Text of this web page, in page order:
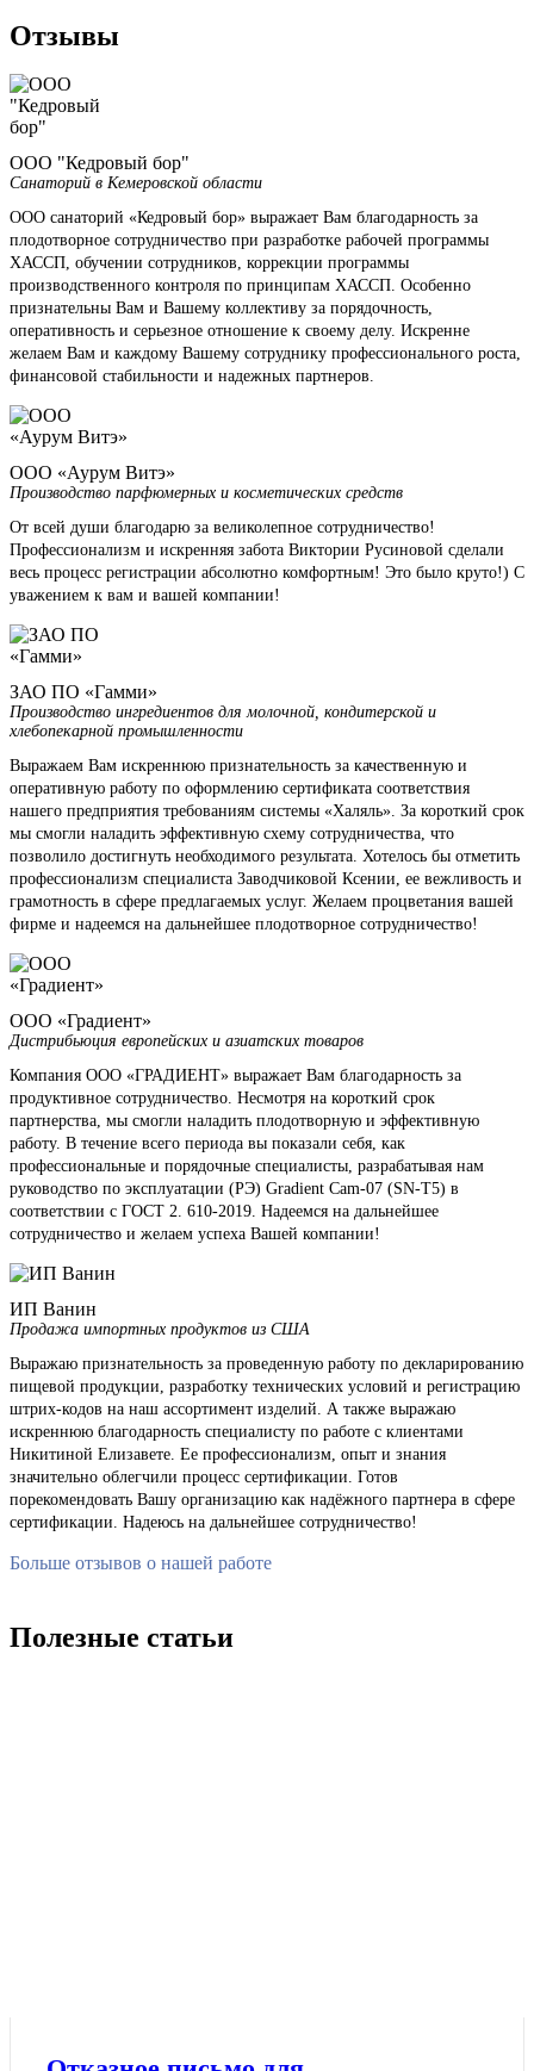
Отзывы
ООО "Кедровый бор"
Санаторий в Кемеровской области
ООО санаторий «Кедровый бор» выражает Вам благодарность за
плодотворное сотрудничество при разработке рабочей программы
ХАССП, обучении сотрудников, коррекции программы
производственного контроля по принципам ХАССП. Особенно
признательны Вам и Вашему коллективу за порядочность,
оперативность и серьезное отношение к своему делу. Искренне
желаем Вам и каждому Вашему сотруднику профессионального роста,
финансовой стабильности и надежных партнеров.
ООО «Аурум Витэ»
Производство парфюмерных и косметических средств
От всей души благодарю за великолепное сотрудничество!
Профессионализм и искренняя забота Виктории Русиновой сделали
весь процесс регистрации абсолютно комфортным! Это было круто!) С
уважением к вам и вашей компании!
ЗАО ПО «Гамми»
Производство ингредиентов для молочной, кондитерской и
хлебопекарной промышленности
Выражаем Вам искреннюю признательность за качественную и
оперативную работу по оформлению сертификата соответствия
нашего предприятия требованиям системы «Халяль». За короткий срок
мы смогли наладить эффективную схему сотрудничества, что
позволило достигнуть необходимого результата. Хотелось бы отметить
профессионализм специалиста Заводчиковой Ксении, ее вежливость и
грамотность в сфере предлагаемых услуг. Желаем процветания вашей
фирме и надеемся на дальнейшее плодотворное сотрудничество!
ООО «Градиент»
Дистрибьюция европейских и азиатских товаров
Компания ООО «ГРАДИЕНТ» выражает Вам благодарность за
продуктивное сотрудничество. Несмотря на короткий срок
партнерства, мы смогли наладить плодотворную и эффективную
работу. В течение всего периода вы показали себя, как
профессиональные и порядочные специалисты, разрабатывая нам
руководство по эксплуатации (РЭ) Gradient Cam-07 (SN-T5) в
соответствии с ГОСТ 2. 610-2019. Надеемся на дальнейшее
сотрудничество и желаем успеха Вашей компании!
ИП Ванин
Продажа импортных продуктов из США
Выражаю признательность за проведенную работу по декларированию
пищевой продукции, разработку технических условий и регистрацию
штрих-кодов на наш ассортимент изделий. А также выражаю
искреннюю благодарность специалисту по работе с клиентами
Никитиной Елизавете. Ее профессионализм, опыт и знания
значительно облегчили процесс сертификации. Готов
порекомендовать Вашу организацию как надёжного партнера в сфере
сертификации. Надеюсь на дальнейшее сотрудничество!
Больше отзывов о нашей работе
Полезные статьи